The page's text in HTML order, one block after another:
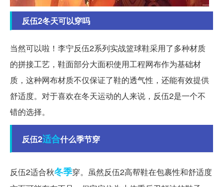
反伍2冬天可以穿吗
当然可以啦！李宁反伍2系列实战篮球鞋采用了多种材质
的拼接工艺，鞋面部分大面积使用工程网布作为基础材
质，这种网布材质不仅保证了鞋的透气性，还能有效提供
舒适度。对于喜欢在冬天运动的人来说，反伍2是一个不
错的选择。
反伍2适合什么季节穿
反伍2适合秋冬季穿。虽然反伍2高帮鞋在包裹性和舒适度